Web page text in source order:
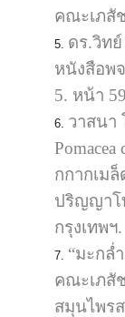
คณะเภสั
ดร.วิท
หนังสือพ
5. หน้า
วาสนา
กกากเมล็
ปริญญาโ
กรุงเทพฯ.
“มะกล่
คณะเภสั
สมุนไพร